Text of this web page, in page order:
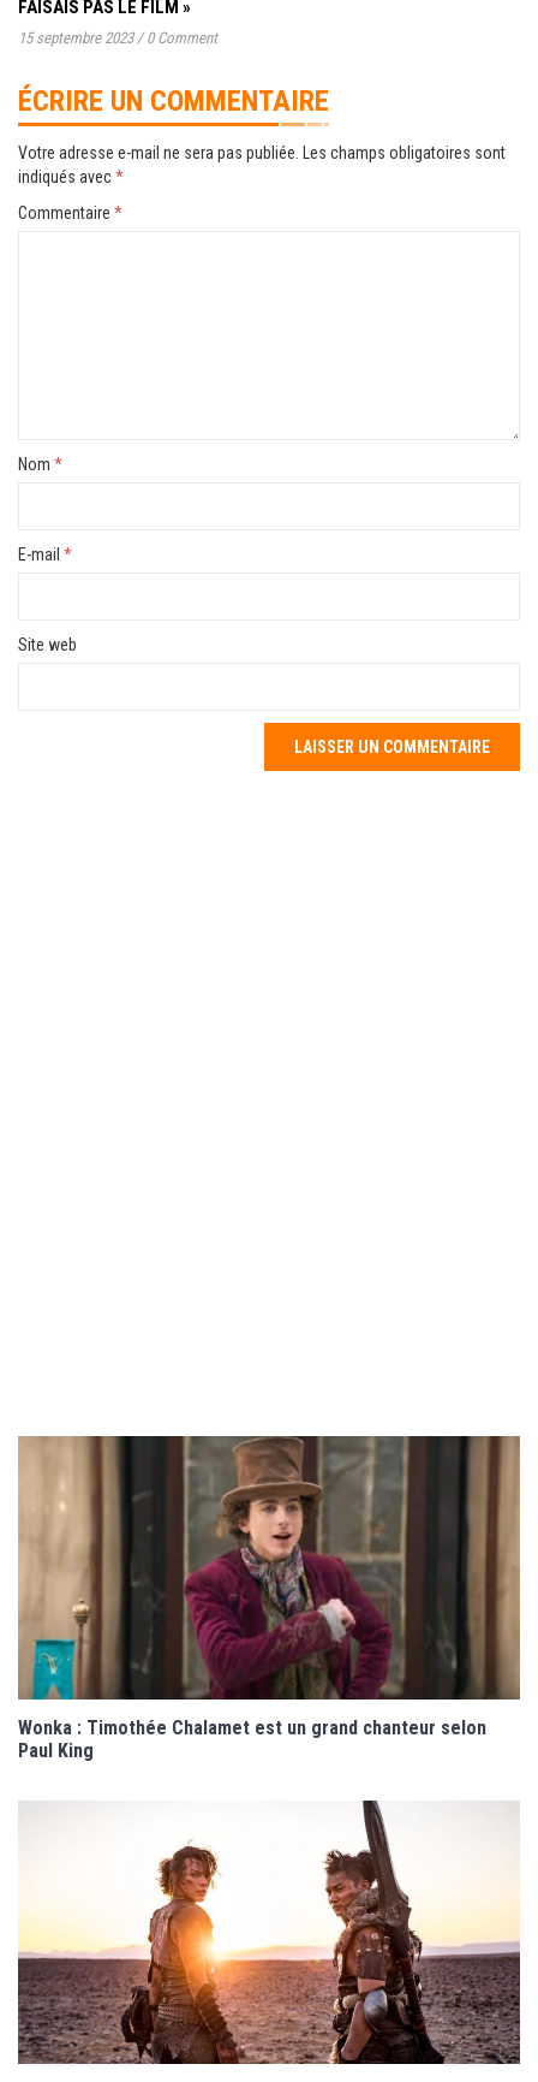
FAISAIS PAS LE FILM »
15 septembre 2023 / 0 Comment
ÉCRIRE UN COMMENTAIRE
Votre adresse e-mail ne sera pas publiée.
Les champs obligatoires sont
indiqués avec*
Commentaire *
Nom *
E-mail *
Site web
Wonka : Timothée Chalamet est un grand chanteur selon
Paul King